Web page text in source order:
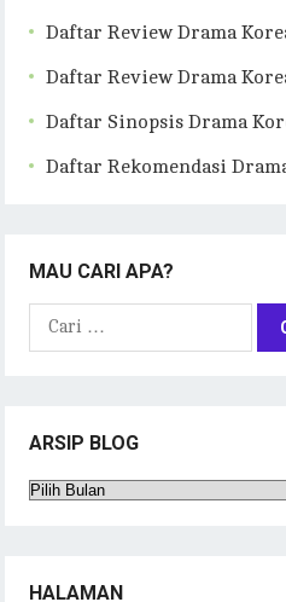
Daftar Review Drama
Daftar Review Drama
Daftar Sinopsis Drama
Daftar Rekomendasi
MAU CARI APA?
Cari
ARSIP BLOG
Arsip
HALAMAN